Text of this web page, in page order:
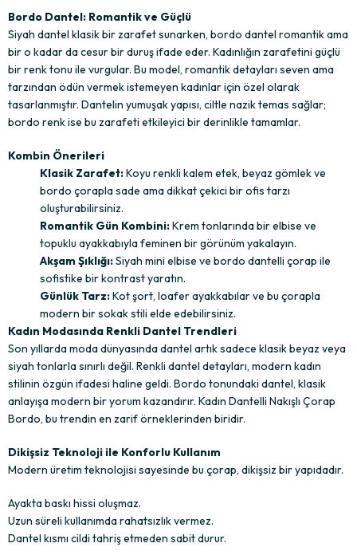
Bordo Dantel: Romantik ve Güçlü
Siyah dantel klasik bir zarafet sunarken, bordo dantel romantik ama
bir o kadar da cesur bir duruş ifade eder. Kadınlığın zarafetini güçlü
bir renk tonu ile vurgular. Bu model, romantik detayları seven ama
tarzından ödün vermek istemeyen kadınlar için özel olarak
tasarlanmıştır. Dantelin yumuşak yapısı, ciltle nazik temas sağlar;
bordo renk ise bu zarafeti etkileyici bir derinlikle tamamlar.
Kombin Önerileri
Klasik Zarafet:Koyu renkli kalem etek, beyaz gömlek ve
bordo çorapla sade ama dikkat çekici bir ofis tarzı
oluşturabilirsiniz.
Romantik Gün Kombini:Krem tonlarında bir elbise ve
topuklu ayakkabıyla feminen bir görünüm yakalayın.
Akşam Şıklığı:Siyah mini elbise ve bordo dantelli çorap ile
sofistike bir kontrast yaratın.
Günlük Tarz:Kot şort, loafer ayakkabılar ve bu çorapla
modern bir sokak stili elde edebilirsiniz.
Kadın Modasında Renkli Dantel Trendleri
Son yıllarda moda dünyasında dantel artık sadece klasik beyaz veya
siyah tonlarla sınırlı değil. Renkli dantel detayları, modern kadın
stilinin özgün ifadesi haline geldi. Bordo tonundaki dantel, klasik
anlayışa modern bir yorum kazandırır. Kadın Dantelli Nakışlı Çorap
Bordo, bu trendin en zarif örneklerinden biridir.
Dikişsiz Teknoloji ile Konforlu Kullanım
Modern üretim teknolojisi sayesinde bu çorap, dikişsiz bir yapıdadır.
Ayakta baskı hissi oluşmaz.
Uzun süreli kullanımda rahatsızlık vermez.
Dantel kısmı cildi tahriş etmeden sabit durur.